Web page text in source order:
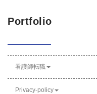
Portfolio
看護師転職
Privacy-policy